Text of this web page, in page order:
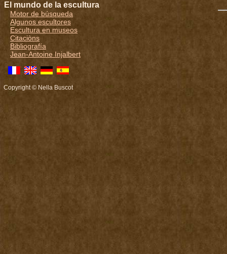
El mundo de la escultura
Motor de búsqueda
Algunos escultores
Escultura en museos
Citaciòns
Bibliografía
Jean-Antoine Injalbert
Copyright © Nella Buscot